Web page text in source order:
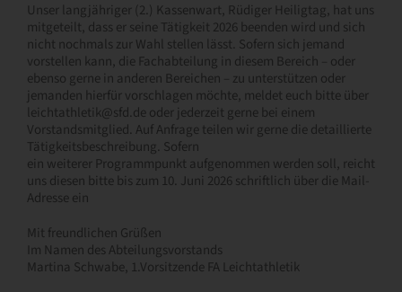
Unser langjähriger (2.) Kassenwart, Rüdiger Heiligtag, hat uns
mitgeteilt, dass er seine Tätigkeit 2026 beenden wird und sich
nicht nochmals zur Wahl stellen lässt. Sofern sich jemand
vorstellen kann, die Fachabteilung in diesem Bereich – oder
ebenso gerne in anderen Bereichen – zu unterstützen oder
jemanden hierfür vorschlagen möchte, meldet euch bitte über
leichtathletik@sfd.de oder jederzeit gerne bei einem
Vorstandsmitglied. Auf Anfrage teilen wir gerne die detaillierte
Tätigkeitsbeschreibung. Sofern
ein weiterer Programmpunkt aufgenommen werden soll, reicht
uns diesen bitte bis zum 10. Juni 2026 schriftlich über die Mail-
Adresse ein
Mit freundlichen Grüßen
Im Namen des Abteilungsvorstands
Martina Schwabe, 1.Vorsitzende FA Leichtathletik